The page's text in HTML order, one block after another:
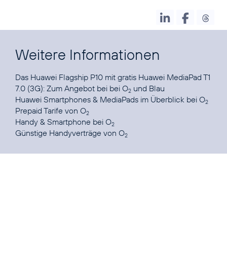
Weitere Informationen
Das Huawei Flagship P10 mit gratis Huawei MediaPad T1
7.0 (3G): Zum Angebot bei bei O2 und Blau
Huawei Smartphones & MediaPads im Überblick bei O2
Prepaid Tarife von O2
Handy & Smartphone bei O2
Günstige Handyverträge von O2